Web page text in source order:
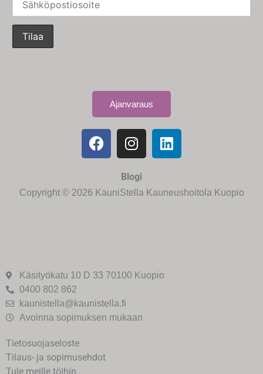
Ajanvaraus
Blogi
Copyright © 2026 KauniStella Kauneushoitola Kuopio
Käsityökatu 10 D 33 70100 Kuopio
0400 802 862
kaunistella@kaunistella.fi
Avoinna sopimuksen mukaan
Tietosuojaseloste
Tilaus- ja sopimusehdot
Tule meille töihin